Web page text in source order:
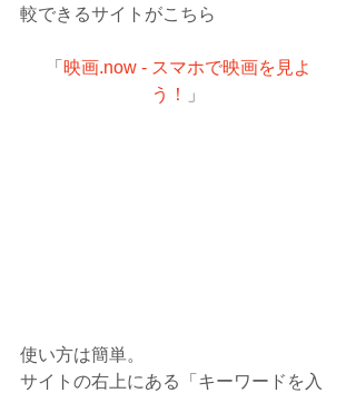
較できるサイトがこちら
「 映画.now - スマホで映画を見よ
う！
」
使い方は簡単。
サイトの右上にある「キーワードを入